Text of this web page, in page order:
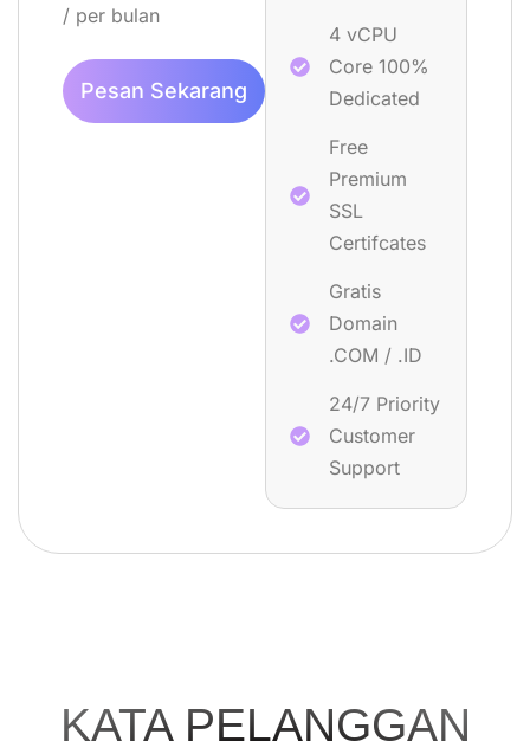
/ per bulan
Pesan Sekarang
4 vCPU
Core 100%
Dedicated
Free
Premium
SSL
Certifcates
Gratis
Domain
.COM / .ID
24/7 Priority
Customer
Support
KATA PELANGGAN